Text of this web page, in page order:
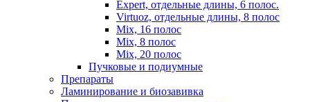
Expert, отдельные длины, 6 полос.
Virtuoz, отдельные длины, 8 полос
Mix, 16 полос
Mix, 8 полос
Mix, 20 полос
Пучковые и подиумные
Препараты
Ламинирование и биозавивка